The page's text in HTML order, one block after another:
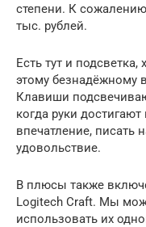
степени. К
тыс. рублей.
Есть тут и подсветка,
этому безнадёжному
Клавиши
когда руки
впечатление, писать
удовольствие.
В плюсы также
Logitech Craft. Мы
использовать их